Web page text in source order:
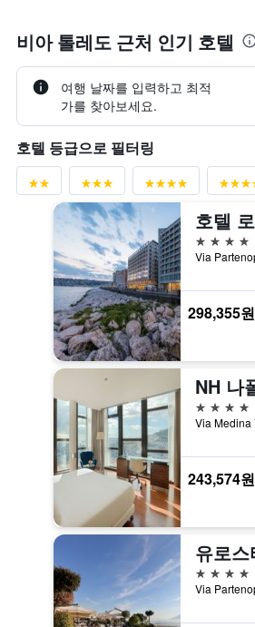
비아 톨레도 근처 인기 호텔
여행 날짜를 입력하고 최적
가를 찾아보세요.
호텔 등급으로 필터링
4성급
298,355원
4성급
243,574원
4성급